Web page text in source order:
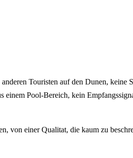
Touristen auf den Dunen, keine
Pool-Bereich, kein
von einer Qualitat, die kaum zu